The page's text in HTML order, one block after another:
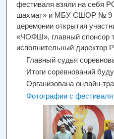
фестиваля взяли на себя
шахмат» и МБУ СШОР № 9
церемонии открытия
«ЧОФШ», главный спонсор
исполнительный
Главный судья
Итоги соревнований
Организована онлайн-
Фотографии с фестиваля